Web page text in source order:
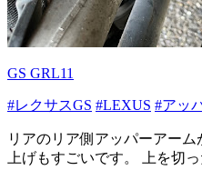
GS GRL11
#レクサスGS #LEXUS #アッ
リアのリア側アッパーアー
上げもすごいです。 上を切